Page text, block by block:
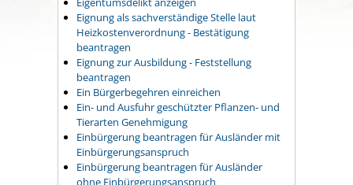
Eignung als sachverständige Stelle laut
Heizkostenverordnung - Bestätigung
beantragen
Eignung zur Ausbildung - Feststellung
beantragen
Ein Bürgerbegehren einreichen
Ein- und Ausfuhr geschützter Pflanzen- und
Tierarten Genehmigung
Einbürgerung beantragen für Ausländer mit
Einbürgerungsanspruch
Einbürgerung beantragen für Ausländer
ohne Einbürgerungsanspruch